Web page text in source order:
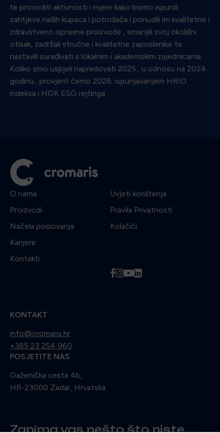
te provoditi aktivnosti i mjere kako bismo ispunili
zahtjeve naših kupaca i potrošača i ponudili im kvalitetne i
zdravstveno ispravne proizvode , smanjili svoj okolišni
otisak, zadržali stručne i kvalitetne zaposlenike te
nastavili surađivati s lokalnim i akademskim zajednicama.
Koliko smo uspjeli napredovati 2025., u odnosu na 2024.
godinu., provjerit ćemo 2026. ispunjavanjem HRIO
indeksa i HGK ESG rejtinga
O nama
Proizvodi
Načela poslovanja
Karijere
Kontakti
Uvjeti korištenja
Pravila Privatnosti
Kolačići
fiyl
KONTAKT
info@cromaris.hr
+385 23 254 960
POSJETITE NAS
Gaženička cesta 4b,
HR-23000 Zadar, Hrvatska
Zanima vas nešto što niste